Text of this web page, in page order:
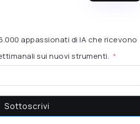
appassionati di IA che ricevono
sui nuovi strumenti.
Sottoscrivi